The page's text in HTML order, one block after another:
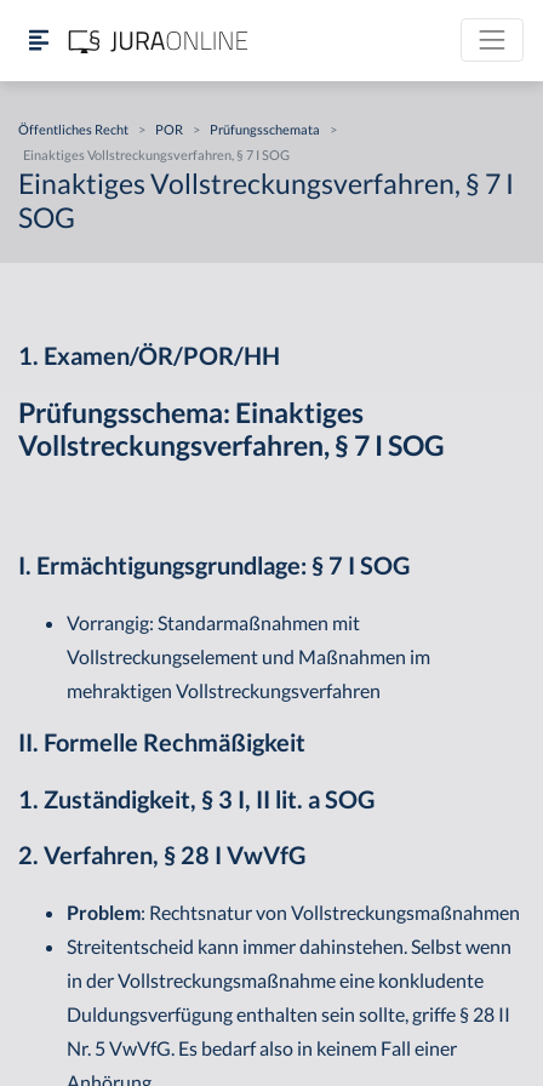
Öffentliches Recht > POR > Prüfungsschemata
>
Einaktiges Vollstreckungsverfahren, § 7 I SOG
Einaktiges Vollstreckungsverfahren, § 7 I
SOG
1. Examen/ÖR/POR/HH
Prüfungsschema: Einaktiges
Vollstreckungsverfahren, § 7 I SOG
I. Ermächtigungsgrundlage: § 7 I SOG
Vorrangig: Standarmaßnahmen mit
Vollstreckungselement und Maßnahmen im
mehraktigen Vollstreckungsverfahren
II. Formelle Rechmäßigkeit
1. Zuständigkeit, § 3 I, II lit. a SOG
2. Verfahren, § 28 I VwVfG
Problem: Rechtsnatur von Vollstreckungsmaßnahmen
Streitentscheid kann immer dahinstehen. Selbst wenn
in der Vollstreckungsmaßnahme eine konkludente
Duldungsverfügung enthalten sein sollte, griffe § 28 II
Nr. 5 VwVfG. Es bedarf also in keinem Fall einer